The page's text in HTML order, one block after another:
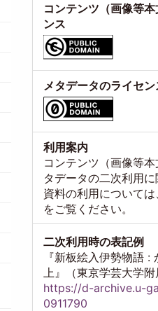
コンテンツ（画像等
ンス
メタデータのライセン
利用案内
コンテンツ（画像等
タデータの二次利用
資料の利用については
をご覧ください。
二次利用時の表記例
『新板絵入伊勢物語 :
上』（東京学芸大学附
https://d-archive.u-
0911790